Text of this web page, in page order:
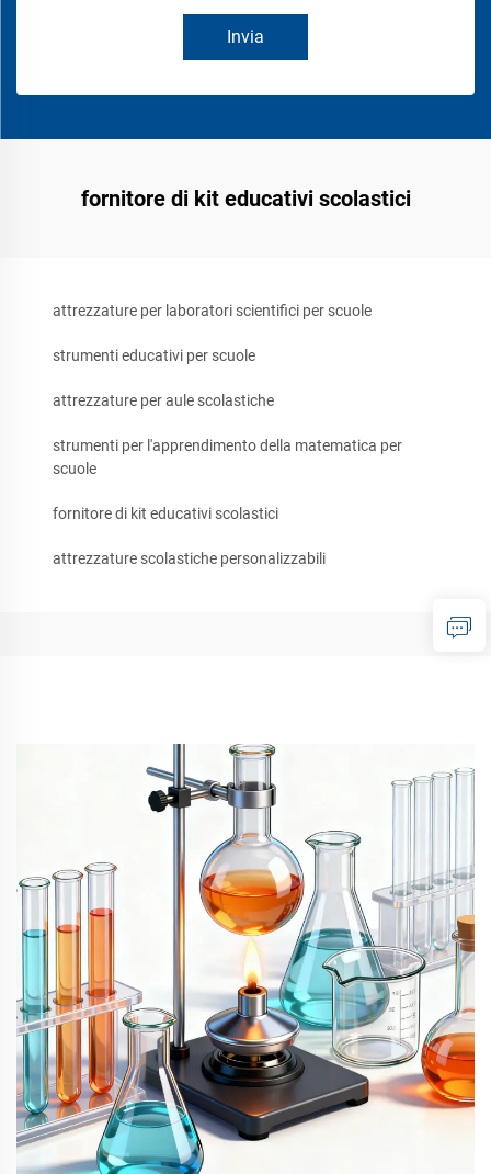
Invia
fornitore di kit educativi scolastici
attrezzature per laboratori scientifici per scuole
strumenti educativi per scuole
attrezzature per aule scolastiche
strumenti per l'apprendimento della matematica per
scuole
fornitore di kit educativi scolastici
attrezzature scolastiche personalizzabili